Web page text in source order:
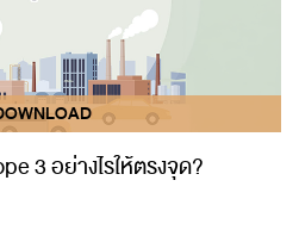
3 อย่างไรให้ตรงจุด?